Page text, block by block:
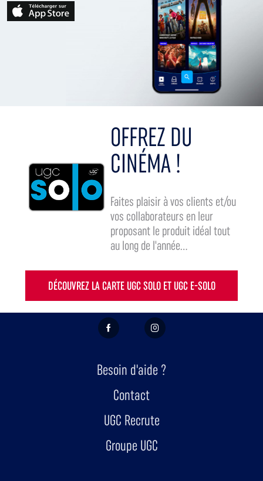
OFFREZ DU
CINÉMA !
Faites plaisir à vos clients et/ou
vos collaborateurs en leur
proposant le produit idéal tout
au long de l'année...
DÉCOUVREZ LA CARTE UGC SOLO ET UGC E-SOLO
FACEBOOK INSTAGRAM
Besoin d'aide ?
Contact
UGC Recrute
Groupe UGC